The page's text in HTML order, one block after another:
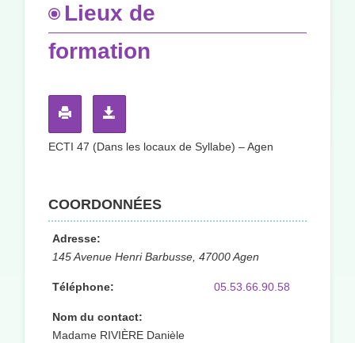
Lieux de
formation
ECTI 47 (Dans les locaux de Syllabe) – Agen
COORDONNÉES
Adresse:
145 Avenue Henri Barbusse, 47000 Agen
Téléphone: 05.53.66.90.58
Nom du contact:
Madame RIVIÈRE Danièle